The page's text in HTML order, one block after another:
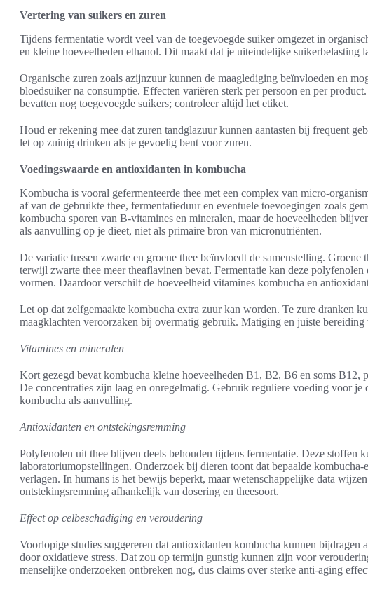
Vertering van suikers en zuren
Tijdens fermentatie wordt veel van de toegevoegde suiker omgezet in
en kleine hoeveelheden ethanol. Dit maakt dat je uiteindelijke suikerbelasting
Organische zuren zoals azijnzuur kunnen de maaglediging beïnvloeden en
bloedsuiker na consumptie. Effecten variëren sterk per persoon en per
bevatten nog toegevoegde suikers; controleer altijd het etiket.
Houd er rekening mee dat zuren tandglazuur kunnen aantasten bij frequent
let op zuinig drinken als je gevoelig bent voor zuren.
Voedingswaarde en antioxidanten in kombucha
Kombucha is vooral gefermenteerde thee met een complex van micro-
af van de gebruikte thee, fermentatieduur en eventuele toevoegingen zoals
kombucha sporen van B-vitamines en mineralen, maar de hoeveelheden
als aanvulling op je dieet, niet als primaire bron van micronutriënten.
De variatie tussen zwarte en groene thee beïnvloedt de samenstelling. Groene
terwijl zwarte thee meer theaflavinen bevat. Fermentatie kan deze polyfenolen
vormen. Daardoor verschilt de hoeveelheid vitamines kombucha en
Let op dat zelfgemaakte kombucha extra zuur kan worden. Te zure dranken
maagklachten veroorzaken bij overmatig gebruik. Matiging en juiste bereiding
Vitamines en mineralen
Kort gezegd bevat kombucha kleine hoeveelheden B1, B2, B6 en soms B12,
De concentraties zijn laag en onregelmatig. Gebruik reguliere voeding voor je
kombucha als aanvulling.
Antioxidanten en ontstekingsremming
Polyfenolen uit thee blijven deels behouden tijdens fermentatie. Deze stoffen
laboratoriumopstellingen. Onderzoek bij dieren toont dat bepaalde kombucha-
verlagen. In humans is het bewijs beperkt, maar wetenschappelijke data
ontstekingsremming afhankelijk van dosering en theesoort.
Effect op celbeschadiging en veroudering
Voorlopige studies suggereren dat antioxidanten kombucha kunnen bijdragen
door oxidatieve stress. Dat zou op termijn gunstig kunnen zijn voor
menselijke onderzoeken ontbreken nog, dus claims over sterke anti-aging